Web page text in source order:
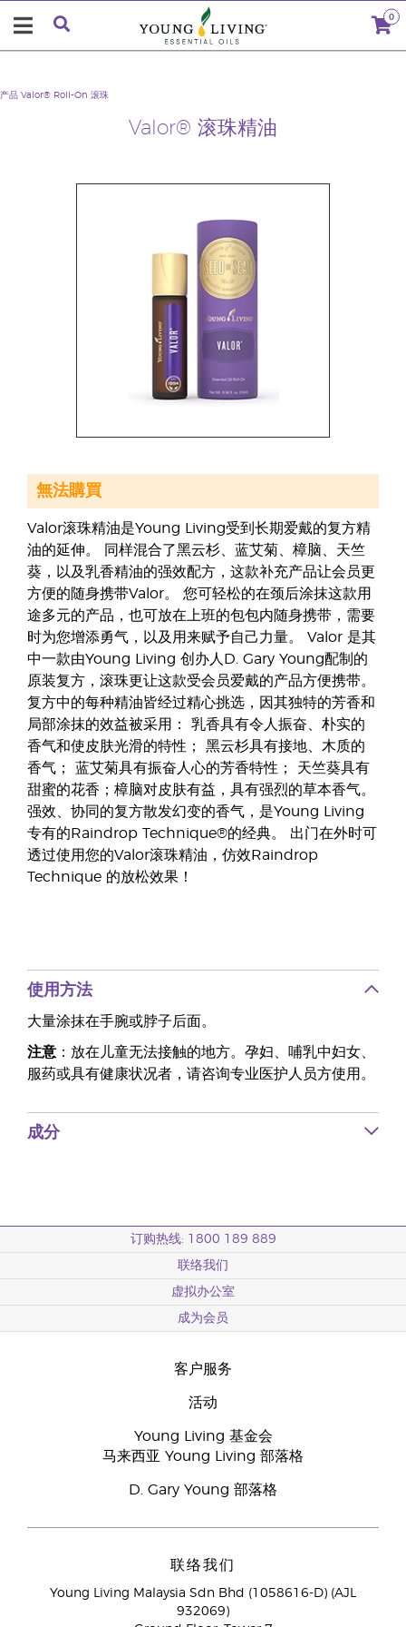
0
Valor® 滚珠精油
产品 Valor® Roll-On 滚珠
Valor滚珠精油是Young Living受到长期爱戴的复方精
油的延伸。 同样混合了黑云杉、蓝艾菊、樟脑、天竺
葵，以及乳香精油的强效配方，这款补充产品让会员更
方便的随身携带Valor。 您可轻松的在颈后涂抹这款用
途多元的产品，也可放在上班的包包内随身携带，需要
时为您增添勇气，以及用来赋予自己力量。 Valor 是其
中一款由Young Living 创办人D. Gary Young配制的
原装复方，滚珠更让这款受会员爱戴的产品方便携带。
复方中的每种精油皆经过精心挑选，因其独特的芳香和
局部涂抹的效益被采用： 乳香具有令人振奋、朴实的
香气和使皮肤光滑的特性； 黑云杉具有接地、木质的
香气； 蓝艾菊具有振奋人心的芳香特性； 天竺葵具有
甜蜜的花香；樟脑对皮肤有益，具有强烈的草本香气。
强效、协同的复方散发幻变的香气，是Young Living
专有的Raindrop Technique®的经典。 出门在外时可
透过使用您的Valor滚珠精油，仿效Raindrop
Technique 的放松效果！
無法購買
使用方法
大量涂抹在手腕或脖子后面。
注意 ：放在儿童无法接触的地方。孕妇、哺乳中妇女、
服药或具有健康状况者，请咨询专业医护人员方使用。
成分
订购热线: 1800 189 889
联络我们
虚拟办公室
成为会员
客户服务
活动
Young Living 基金会
马来西亚 Young Living 部落格
D. Gary Young 部落格
联络我们
Young Living Malaysia Sdn Bhd (1058616-D) (AJL
932069)